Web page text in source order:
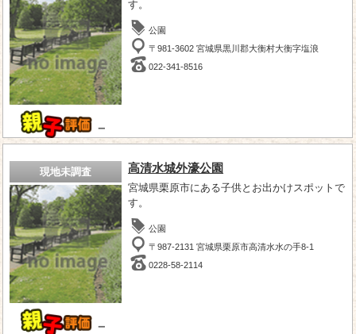
－
す。
公園
〒981-3602 宮城県黒川郡大衡村大衡字塩浪
022-341-8516
現地未調査
－
高清水城外濠公園
宮城県栗原市にある子供とお出かけスポットで
す。
公園
〒987-2131 宮城県栗原市高清水水の手8-1
0228-58-2114